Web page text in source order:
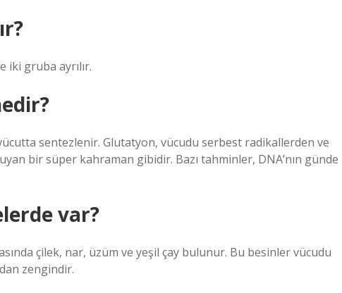
gruba ayrılır.
sentezlenir. Glutatyon, vücudu serbest radikallerden ve
bir süper kahraman gibidir. Bazı tahminler, DNA’nın günde
var?
çilek, nar, üzüm ve yeşil çay bulunur. Bu besinler vücudu
zengindir.